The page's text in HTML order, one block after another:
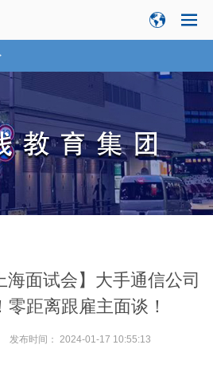
海面试会】大手通信公司
零距离跟雇主面谈！
发布时间： 2024-01-17 10:55:13